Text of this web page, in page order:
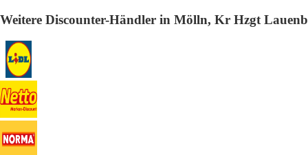
Weitere Discounter-Händler in Mölln, Kr Hzgt Lauenb